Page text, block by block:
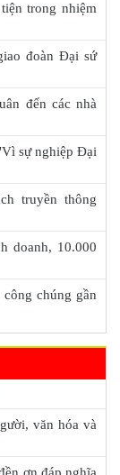
trong nhiệm
đoàn Đại sứ
đến các nhà
sự nghiệp Đại
truyền thông
doanh, 10.000
chúng gần
văn hóa và